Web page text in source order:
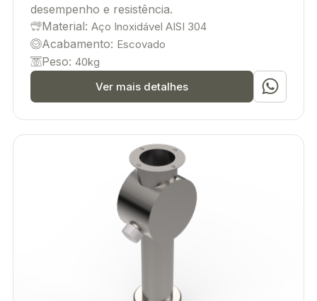
desempenho e resistência.
Material: Aço Inoxidável AISI 304
Acabamento: Escovado
Peso: 40kg
Ver mais detalhes